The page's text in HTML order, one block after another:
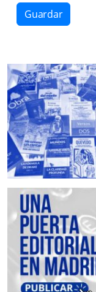
Guardar